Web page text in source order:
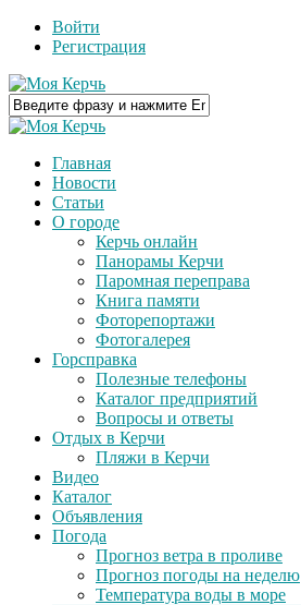
Войти
Регистрация
Главная
Новости
Статьи
О городе
Керчь онлайн
Панорамы Керчи
Паромная переправа
Книга памяти
Фоторепортажи
Фотогалерея
Горсправка
Полезные телефоны
Каталог предприятий
Вопросы и ответы
Отдых в Керчи
Пляжи в Керчи
Видео
Каталог
Объявления
Погода
Прогноз ветра в проливе
Прогноз погоды на неделю
Температура воды в море